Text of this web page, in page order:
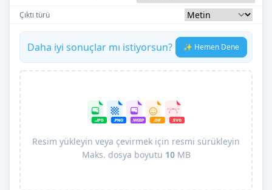
Çıktı türü
Daha iyi sonuçlar mı istiyorsun? ✨ Hemen Dene
Resim yükleyin veya çevirmek için resmi sürükleyin
Maks. dosya boyutu 10MB